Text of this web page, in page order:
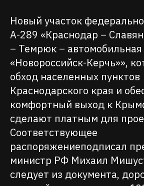
Новый участок
А-289 «Краснодар –
– Темрюк –
«Новороссийск-Керчь»»,
обход населенных пунктов
Краснодарского края и
комфортный выход к
сделают платным для
Соответствующее
распоряжениеподписал
министр РФ Михаил
следует из документа,